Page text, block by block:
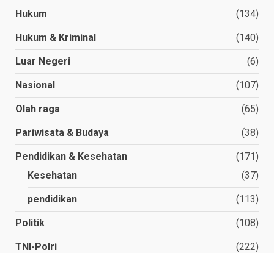
Hukum (134)
Hukum & Kriminal (140)
Luar Negeri (6)
Nasional (107)
Olah raga (65)
Pariwisata & Budaya (38)
Pendidikan & Kesehatan
(171)
Kesehatan
(37)
pendidikan (113)
Politik (108)
TNI-Polri (222)